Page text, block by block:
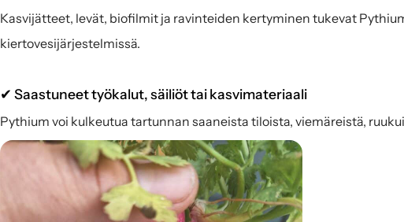
Kasvijätteet, levät, biofilmit ja ravinteiden kertyminen tukevat
kiertovesijärjestelmissä.
✔ Saastuneet työkalut, säiliöt tai kasvimateriaali
Pythium voi kulkeutua tartunnan saaneista tiloista, viemäreistä,